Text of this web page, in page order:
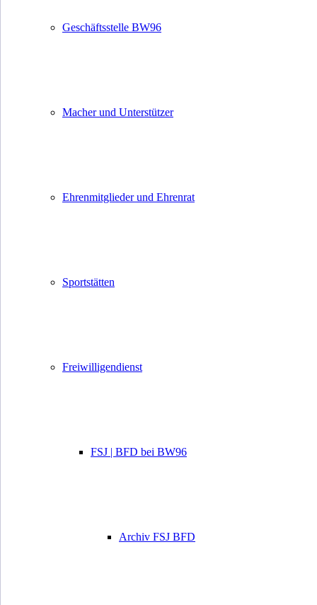
Geschäftsstelle BW96
Macher und Unterstützer
Ehrenmitglieder und Ehrenrat
Sportstätten
Freiwilligendienst
FSJ | BFD bei BW96
Archiv FSJ BFD